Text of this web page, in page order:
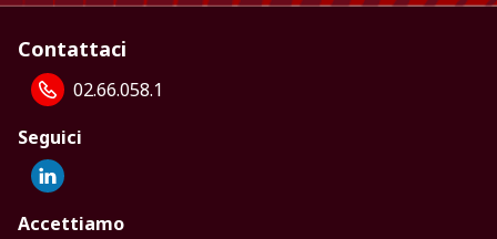
Contattaci
02.66.058.1
Seguici
Accettiamo